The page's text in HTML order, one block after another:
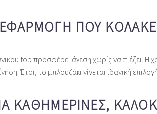
ΕΦΑΡΜΟΓΉ ΠΟΥ
top προσφέρει άνεση χωρίς να πιέζει. Η
Έτσι, το μπλουζάκι γίνεται ιδανική
ΚΑΘΗΜΕΡΙΝΈΣ,